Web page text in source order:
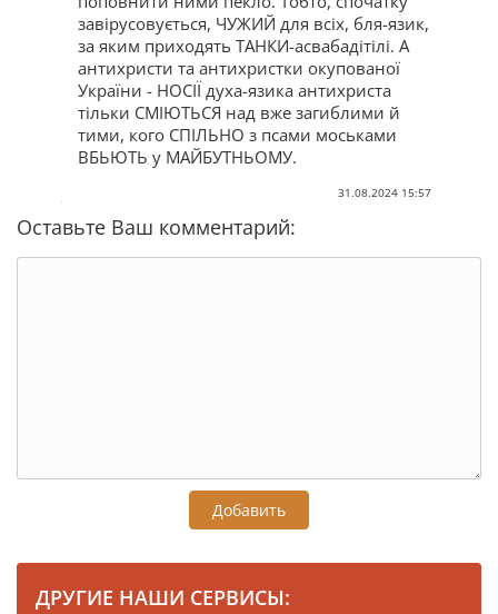
завірусовується, ЧУЖИЙ для всіх, бля-язик,
за яким приходять ТАНКИ-асвабадітілі. А
антихристи та антихристки окупованої
України - НОСІЇ духа-язика антихриста
тільки СМІЮТЬСЯ над вже загиблими й
тими, кого СПІЛЬНО з псами моськами
ВБЬЮТЬ у МАЙБУТНЬОМУ.
31.08.2024 15:57
Оставьте Ваш комментарий:
Добавить
ДРУГИЕ НАШИ СЕРВИСЫ: